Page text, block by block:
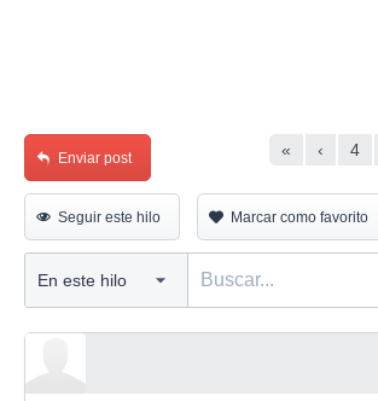
« ‹ 4
Enviar post
Seguir este hilo Marcar como favorito